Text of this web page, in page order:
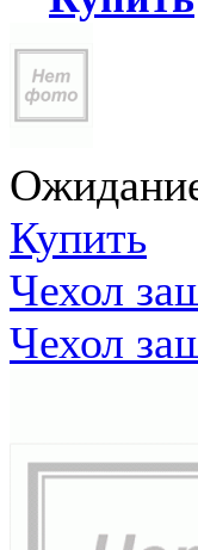
Купить
Чехол
Чехол